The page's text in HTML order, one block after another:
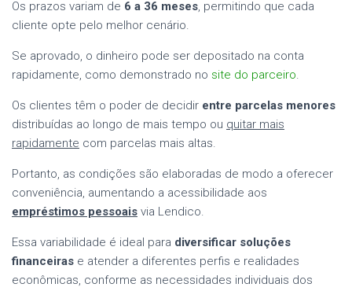
Os prazos variam de 6 a 36 meses, permitindo que cada
cliente opte pelo melhor cenário.
Se aprovado, o dinheiro pode ser depositado na conta
rapidamente, como demonstrado no site do parceiro.
Os clientes têm o poder de decidir entre parcelas menores
distribuídas ao longo de mais tempo ou quitar mais
rapidamente com parcelas mais altas.
Portanto, as condições são elaboradas de modo a oferecer
conveniência, aumentando a acessibilidade aos
empréstimos pessoais via Lendico.
Essa variabilidade é ideal para diversificar soluções
financeiras e atender a diferentes perfis e realidades
econômicas, conforme as necessidades individuais dos